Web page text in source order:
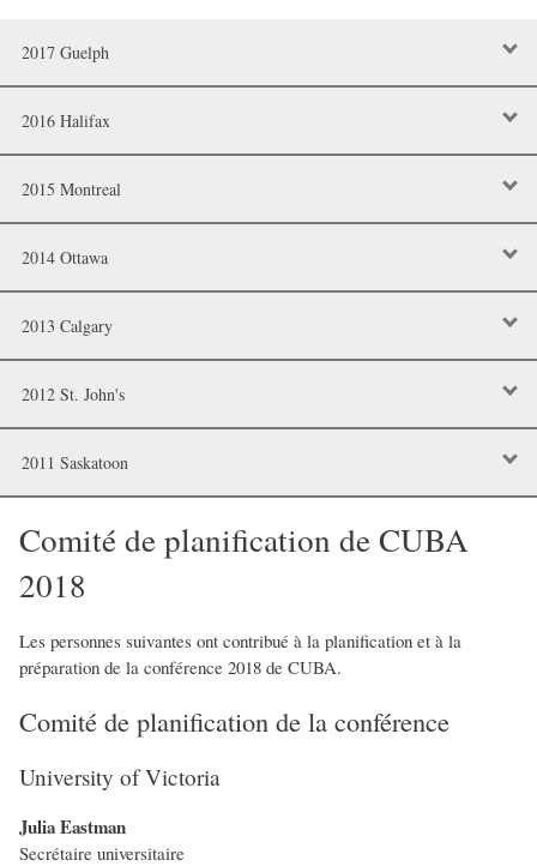
2017 Guelph
2016 Halifax
2015 Montreal
2014 Ottawa
2013 Calgary
2012 St. John's
2011 Saskatoon
Comité de planification de CUBA
2018
Les personnes suivantes ont contribué à la planification et à la
préparation de la conférence 2018 de CUBA.
Comité de planification de la conférence
University of Victoria
Julia Eastman
Secrétaire universitaire